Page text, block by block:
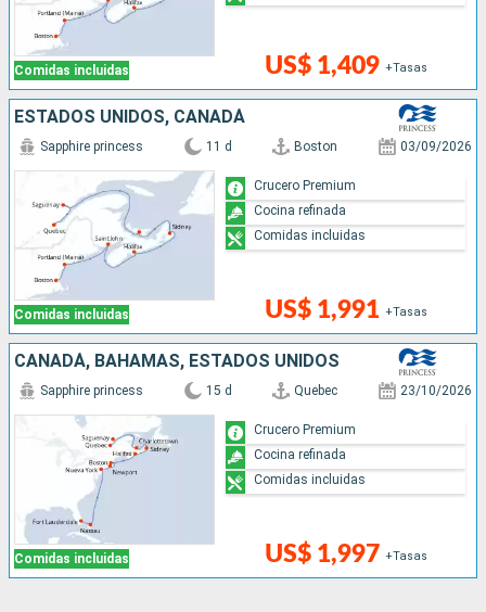
Comidas incluidas US$ 1,409 +Tasas
ESTADOS UNIDOS, CANADÁ
Comidas incluidas
Sapphire princess 11 d Boston 03/09/2026
US$ 1,991 +Tasas
Crucero Premium
Cocina refinada
Comidas incluidas
CANADÁ, BAHAMAS, ESTADOS UNIDOS
Comidas incluidas
Sapphire princess 15 d Quebec 23/10/2026
US$ 1,997 +Tasas
Crucero Premium
Cocina refinada
Comidas incluidas